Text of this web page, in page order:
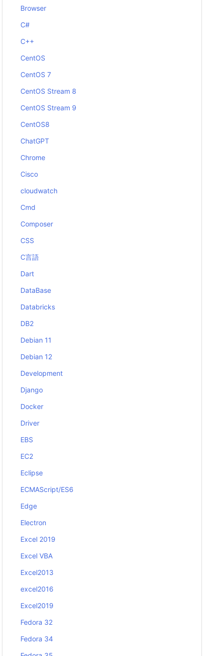
Browser
C#
C++
CentOS
CentOS 7
CentOS Stream 8
CentOS Stream 9
CentOS8
ChatGPT
Chrome
Cisco
cloudwatch
Cmd
Composer
CSS
C言語
Dart
DataBase
Databricks
DB2
Debian 11
Debian 12
Development
Django
Docker
Driver
EBS
EC2
Eclipse
ECMAScript/ES6
Edge
Electron
Excel 2019
Excel VBA
Excel2013
excel2016
Excel2019
Fedora 32
Fedora 34